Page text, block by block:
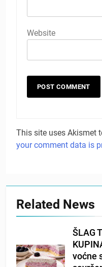
Website
This site uses Akismet
your comment data is
Related News
ŠLAG
voćne